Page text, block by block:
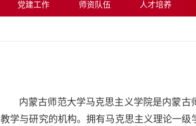
党建工作 师资队伍 人才培养
内蒙古师范大学马克思主义学院是内蒙古
教学与研究的机构。拥有马克思主义理论一级